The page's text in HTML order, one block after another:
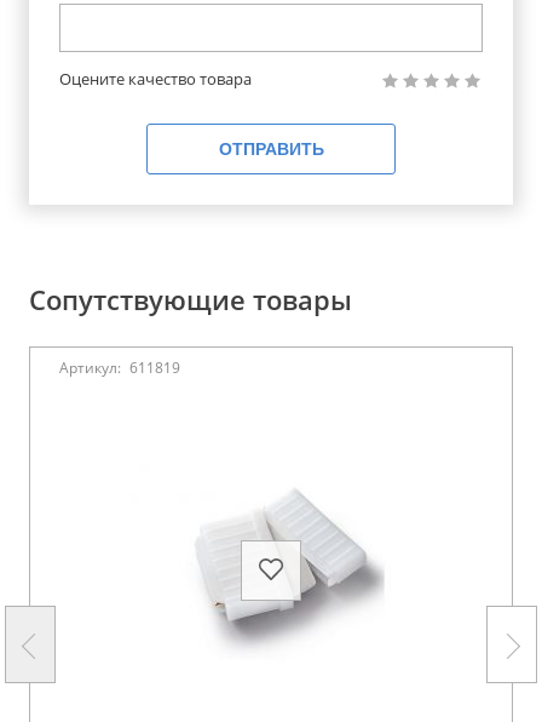
Оцените качество товара
ОТПРАВИТЬ
Сопутствующие товары
Артикул: 611819